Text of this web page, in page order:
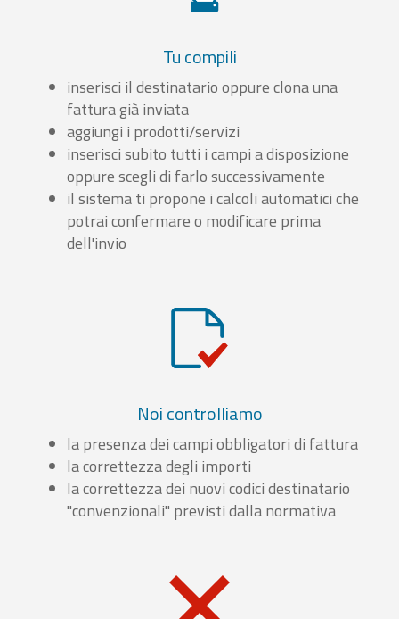
Tu compili
inserisci il destinatario oppure clona una
fattura già inviata
aggiungi i prodotti/servizi
inserisci subito tutti i campi a disposizione
oppure scegli di farlo successivamente
il sistema ti propone i calcoli automatici che
potrai confermare o modificare prima
dell'invio
Noi controlliamo
la presenza dei campi obbligatori di fattura
la correttezza degli importi
la correttezza dei nuovi codici destinatario
"convenzionali" previsti dalla normativa